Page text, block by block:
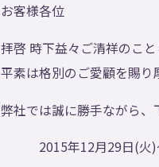
お客様各位
拝啓 時下益々ご清祥のこと
平素は格別のご愛顧を賜り
弊社では誠に勝手ながら、
2015年12月29日(火)